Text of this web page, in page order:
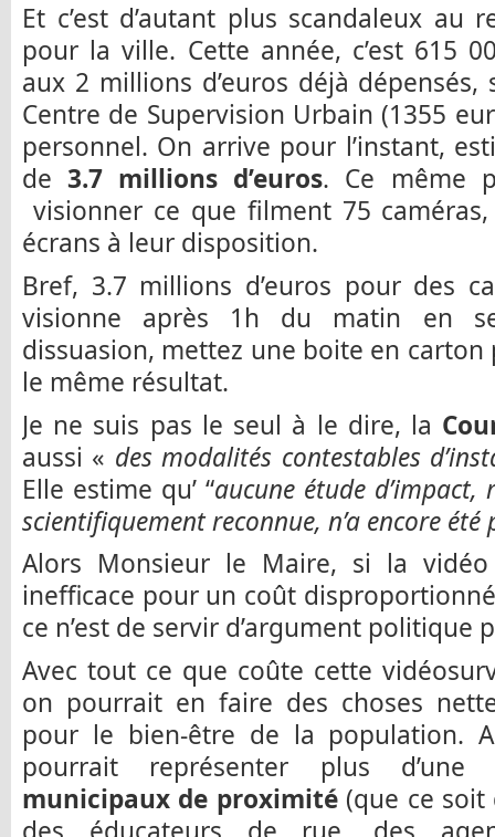
Et c’est d’autant plus scandaleux
pour la ville. Cette année, c’est 615
aux 2 millions d’euros déjà
Centre de Supervision Urbain (1355
personnel. On arrive pour l’instant,
de3.7 millions d’euros. Ce même
visionner ce que filment 75 caméras,
écrans à leur disposition.
Bref, 3.7 millions d’euros pour des
visionne après 1h du matin en
dissuasion, mettez une boite en carton
le même résultat.
Je ne suis pas le seul à le dire, la
aussi « des modalités contestables
Elle estime qu’ “aucune étude d’impact,
scientifiquement reconnue, n’a encore été
Alors Monsieur le Maire, si la
inefficace pour un coût
ce n’est de servir d’argument politique
Avec tout ce que coûte cette
on pourrait en faire des choses
pour le bien-être de la population.
pourrait représenter plus
municipaux de proximité(que ce soit